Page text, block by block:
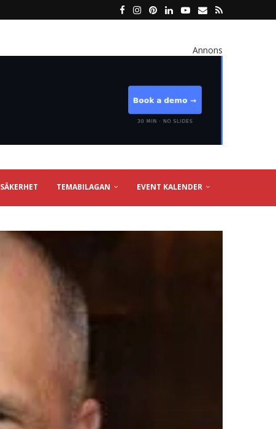
Annons
SÄKERHET TEMABILAGAN EVENT KALENDER